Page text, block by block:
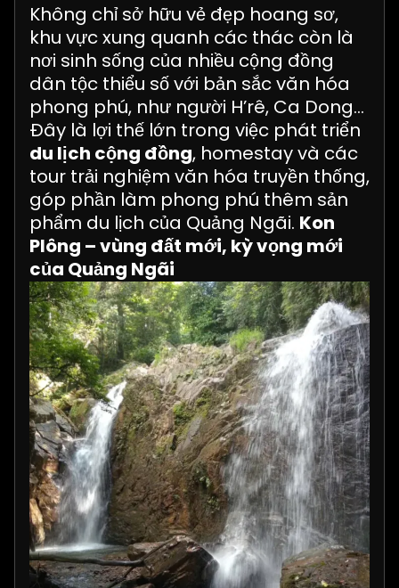
Không chỉ sở hữu vẻ đẹp hoang sơ,
khu vực xung quanh các thác còn là
nơi sinh sống của nhiều cộng đồng
dân tộc thiểu số với bản sắc văn hóa
phong phú, như người H’rê, Ca Dong…
Đây là lợi thế lớn trong việc phát triển
du lịch cộng đồng, homestay và các
tour trải nghiệm văn hóa truyền thống,
góp phần làm phong phú thêm sản
phẩm du lịch của Quảng Ngãi. Kon
Plông – vùng đất mới, kỳ vọng mới
của Quảng Ngãi